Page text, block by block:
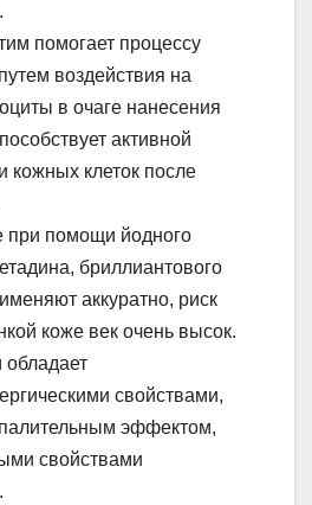
помогает процессу
воздействия на
в очаге нанесения
активной
кожных клеток после
при помощи йодного
бриллиантового
аккуратно, риск
коже век очень высок.
обладает
свойствами,
эффектом,
свойствами